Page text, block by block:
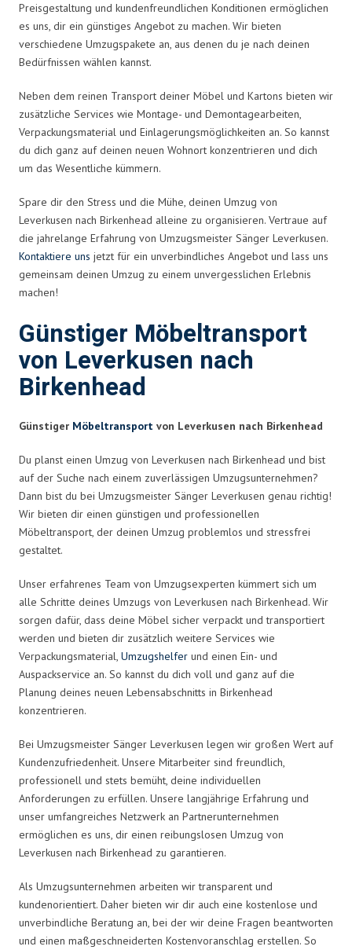
Preisgestaltung und kundenfreundlichen Konditionen ermöglichen
es uns, dir ein günstiges Angebot zu machen. Wir bieten
verschiedene Umzugspakete an, aus denen du je nach deinen
Bedürfnissen wählen kannst.
Neben dem reinen Transport deiner Möbel und Kartons bieten wir
zusätzliche Services wie Montage- und Demontagearbeiten,
Verpackungsmaterial und Einlagerungsmöglichkeiten an. So kannst
du dich ganz auf deinen neuen Wohnort konzentrieren und dich
um das Wesentliche kümmern.
Spare dir den Stress und die Mühe, deinen Umzug von
Leverkusen nach Birkenhead alleine zu organisieren. Vertraue auf
die jahrelange Erfahrung von Umzugsmeister Sänger Leverkusen.
Kontaktiere uns jetzt für ein unverbindliches Angebot und lass uns
gemeinsam deinen Umzug zu einem unvergesslichen Erlebnis
machen!
Günstiger Möbeltransport
von Leverkusen nach
Birkenhead
Günstiger Möbeltransport von Leverkusen nach Birkenhead
Du planst einen Umzug von Leverkusen nach Birkenhead und bist
auf der Suche nach einem zuverlässigen Umzugsunternehmen?
Dann bist du bei Umzugsmeister Sänger Leverkusen genau richtig!
Wir bieten dir einen günstigen und professionellen
Möbeltransport, der deinen Umzug problemlos und stressfrei
gestaltet.
Unser erfahrenes Team von Umzugsexperten kümmert sich um
alle Schritte deines Umzugs von Leverkusen nach Birkenhead. Wir
sorgen dafür, dass deine Möbel sicher verpackt und transportiert
werden und bieten dir zusätzlich weitere Services wie
Verpackungsmaterial, Umzugshelfer und einen Ein- und
Auspackservice an. So kannst du dich voll und ganz auf die
Planung deines neuen Lebensabschnitts in Birkenhead
konzentrieren.
Bei Umzugsmeister Sänger Leverkusen legen wir großen Wert auf
Kundenzufriedenheit. Unsere Mitarbeiter sind freundlich,
professionell und stets bemüht, deine individuellen
Anforderungen zu erfüllen. Unsere langjährige Erfahrung und
unser umfangreiches Netzwerk an Partnerunternehmen
ermöglichen es uns, dir einen reibungslosen Umzug von
Leverkusen nach Birkenhead zu garantieren.
Als Umzugsunternehmen arbeiten wir transparent und
kundenorientiert. Daher bieten wir dir auch eine kostenlose und
unverbindliche Beratung an, bei der wir deine Fragen beantworten
und einen maßgeschneiderten Kostenvoranschlag erstellen. So